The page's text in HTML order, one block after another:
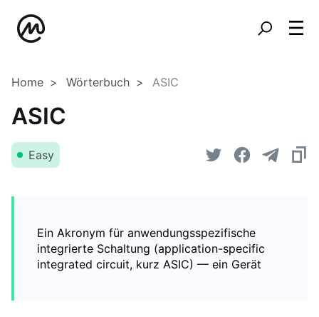
Home Wörterbuch ASIC
ASIC
Easy
Ein Akronym für anwendungsspezifische
integrierte Schaltung (application-specific
integrated circuit, kurz ASIC) — ein Gerät